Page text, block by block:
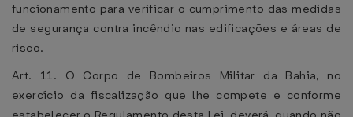
funcionamento para verificar o cumprimento das medidas
de segurança contra incêndio nas edificações e áreas de
risco.
Art. 11. O Corpo de Bombeiros Militar da Bahia, no
exercício da fiscalização que lhe compete e conforme